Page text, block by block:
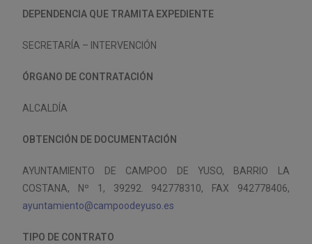
DEPENDENCIA QUE TRAMITA EXPEDIENTE
SECRETARÍA – INTERVENCIÓN
ÓRGANO DE CONTRATACIÓN
ALCALDÍA
OBTENCIÓN DE DOCUMENTACIÓN
AYUNTAMIENTO DE CAMPOO DE YUSO, BARRIO LA
COSTANA, Nº 1, 39292. 942778310, FAX 942778406,
ayuntamiento@campoodeyuso.es
TIPO DE CONTRATO